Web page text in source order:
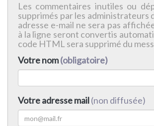
Les commentaires inutiles ou
supprimés par les administrateurs
adresse e-mail ne sera pas
à la ligne seront convertis
code HTML sera supprimé du
Votre nom(obligatoire)
Votre adresse mail(non diffusée)